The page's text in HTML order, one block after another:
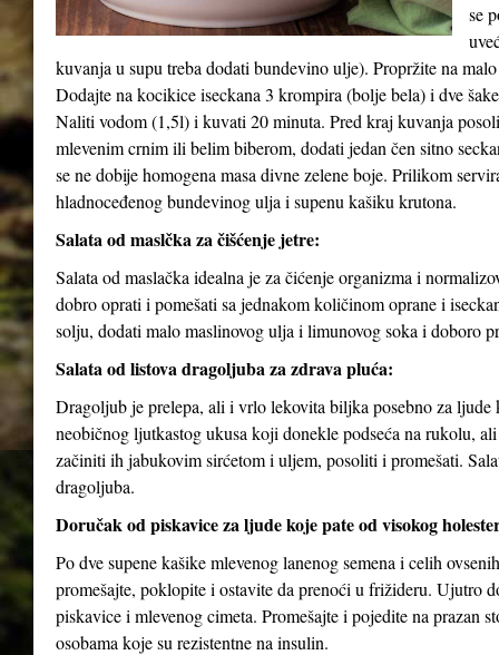
se
kuvanja u supu treba dodati bundevino ulje). Propržite na
Dodajte na kocikice iseckana 3 krompira (bolje bela) i dve
Naliti vodom (1,5l) i kuvati 20 minuta. Pred kraj kuvanja
mlevenim crnim ili belim biberom, dodati jedan čen sitno
se ne dobije homogena masa divne zelene boje. Prilikom
hladnoceđenog bundevinog ulja i supenu kašiku krutona.
Salata od maslčka za čišćenje jetre:
Salata od maslačka idealna je za čićenje organizma i
dobro oprati i pomešati sa jednakom količinom oprane i
solju, dodati malo maslinovog ulja i limunovog soka i doboro
Salata od listova dragoljuba za zdrava pluća:
Dragoljub je prelepa, ali i vrlo lekovita biljka posebno za
neobičnog ljutkastog ukusa koji donekle podseća na rukolu,
začiniti ih jabukovim sirćetom i uljem, posoliti i promešati.
dragoljuba.
Doručak od piskavice za ljude koje pate od visokog
Po dve supene kašike mlevenog lanenog semena i celih
promešajte, poklopite i ostavite da prenoći u frižideru. Ujutro
piskavice i mlevenog cimeta. Promešajte i pojedite na prazan
osobama koje su rezistentne na insulin.